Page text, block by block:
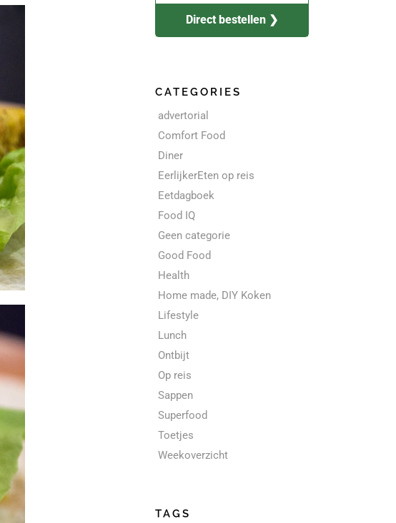
Direct bestellen ❯
CATEGORIES
advertorial
Comfort Food
Diner
EerlijkerEten op reis
Eetdagboek
Food IQ
Geen categorie
Good Food
Health
Home made, DIY Koken
Lifestyle
Lunch
Ontbijt
Op reis
Sappen
Superfood
Toetjes
Weekoverzicht
TAGS